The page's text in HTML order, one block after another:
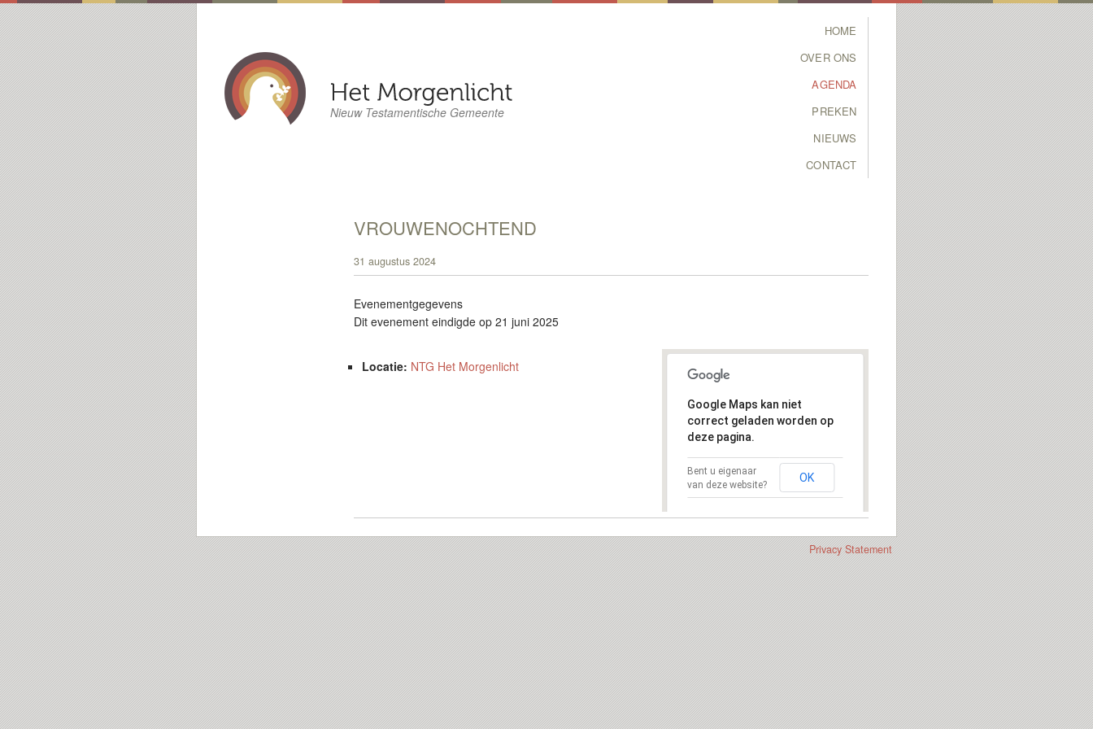
Nieuw Testamentische Gemeente
SKIP TO PRIMARY
CONTENT
SKIP TO SECONDARY
CONTENT
HOME
OVER ONS
AGENDA
PREKEN
NIEUWS
CONTACT
VROUWENOCHTEND
31 augustus 2024
Evenementgegevens
Dit evenement eindigde op 21 juni 2025
Locatie: NTG Het Morgenlicht
Google Maps kan niet
correct geladen worden op
deze pagina.
Bent u eigenaar
van deze website?
OK
Privacy Statement